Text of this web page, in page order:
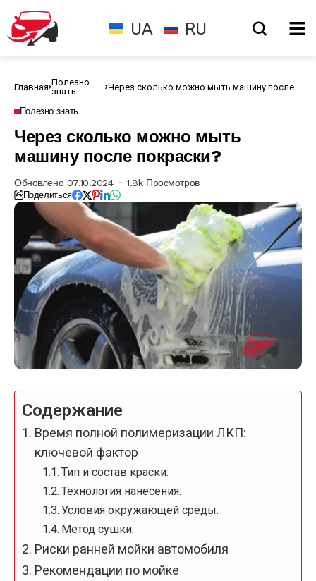
UA RU
Главная Полезно
знать
Через сколько можно мыть машину после
Полезно знать
Через сколько можно мыть
машину после покраски?
Обновлено 07.10.2024 1.8k Просмотров
Поделиться
Содержание
Время полной полимеризации ЛКП:
ключевой фактор
Тип и состав краски:
Технология нанесения:
Условия окружающей среды:
Метод сушки:
Риски ранней мойки автомобиля
Рекомендации по мойке